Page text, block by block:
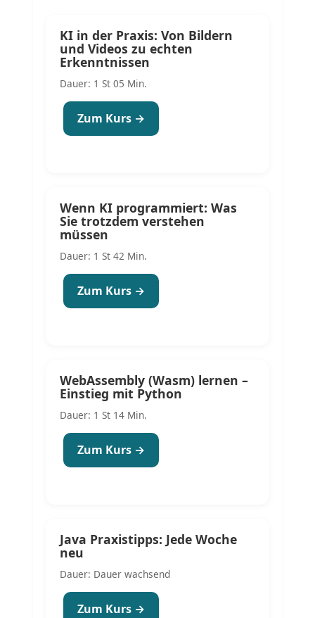
KI in der Praxis: Von Bildern
und Videos zu echten
Erkenntnissen
Dauer: 1 St 05 Min.
Zum Kurs →
Wenn KI programmiert: Was
Sie trotzdem verstehen
müssen
Dauer: 1 St 42 Min.
Zum Kurs →
WebAssembly (Wasm) lernen –
Einstieg mit Python
Dauer: 1 St 14 Min.
Zum Kurs →
Java Praxistipps: Jede Woche
neu
Dauer: Dauer wachsend
Zum Kurs →